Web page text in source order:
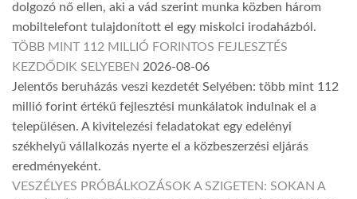
dolgozó nő ellen, aki a vád szerint munka közben három
mobiltelefont tulajdonított el egy miskolci irodaházból.
TÖBB MINT 112 MILLIÓ FORINTOS FEJLESZTÉS
KEZDŐDIK SELYEBEN 2026-08-06
Jelentős beruházás veszi kezdetét Selyében: több mint 112
millió forint értékű fejlesztési munkálatok indulnak el a
településen. A kivitelezési feladatokat egy edelényi
székhelyű vállalkozás nyerte el a közbeszerzési eljárás
eredményeként.
VESZÉLYES PRÓBÁLKOZÁSOK A SZIGETEN: SOKAN A